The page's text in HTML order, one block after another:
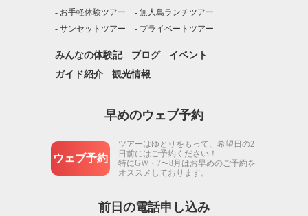
お手軽体験ツアー
無人島ランチツアー
サンセットツアー
プライベートツアー
みんなの体験記 ブログ
イベント
ガイド紹介
観光情報
早めのウェブ予約
ウェブ予約
ツアーはゆとりをもって、希望日の2
日前にはご予約ください！
特にGW・7〜8月はお早めのご予約を
オススメしております。
前日の電話申し込み